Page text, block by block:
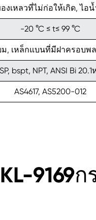
งเหลวที่ไม่ก่อให้เกิด, ไอ
-20 °C ≤ t≤ 99 °C
, เหล็กแบนที่มีฝาครอบพ
bspt, NPT, ANSI Bi
AS4617, AS5200-012
9169